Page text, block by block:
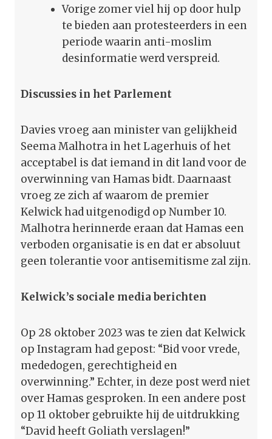
Vorige zomer viel hij op door hulp
te bieden aan protesteerders in een
periode waarin anti-moslim
desinformatie werd verspreid.
Discussies in het Parlement
Davies vroeg aan minister van gelijkheid
Seema Malhotra in het Lagerhuis of het
acceptabel is dat iemand in dit land voor de
overwinning van Hamas bidt. Daarnaast
vroeg ze zich af waarom de premier
Kelwick had uitgenodigd op Number 10.
Malhotra herinnerde eraan dat Hamas een
verboden organisatie is en dat er absoluut
geen tolerantie voor antisemitisme zal zijn.
Kelwick’s sociale media berichten
Op 28 oktober 2023 was te zien dat Kelwick
op Instagram had gepost: “Bid voor vrede,
mededogen, gerechtigheid en
overwinning.” Echter, in deze post werd niet
over Hamas gesproken. In een andere post
op 11 oktober gebruikte hij de uitdrukking
“David heeft Goliath verslagen!”